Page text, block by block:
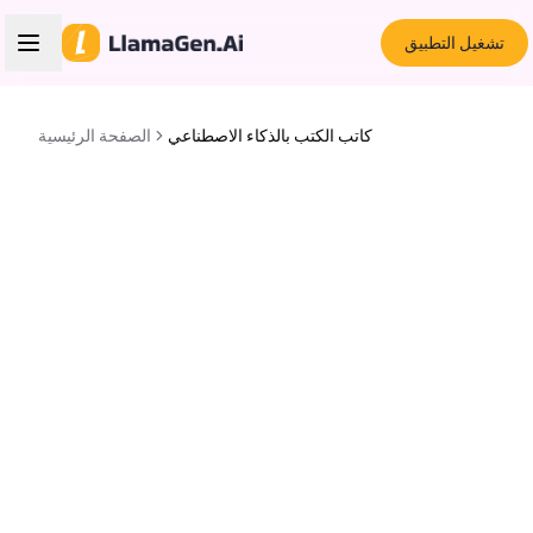
تشغيل التطبيق
الصفحة الرئيسية كاتب الكتب بالذكاء الاصطناعي